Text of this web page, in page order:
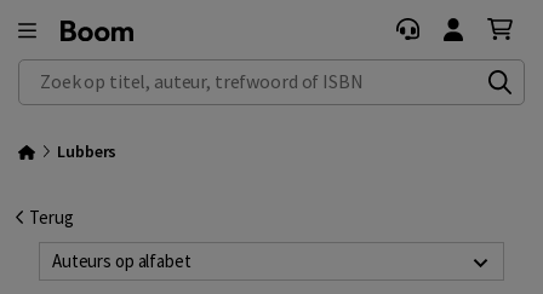
Zoek op titel, auteur, trefwoord of ISBN
Lubbers
Terug
Auteurs op alfabet